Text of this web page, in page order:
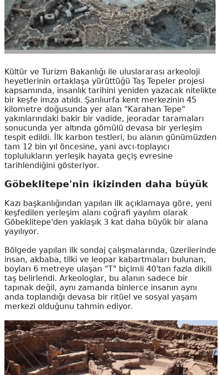
Kültür ve Turizm Bakanlığı ile uluslararası arkeoloji
heyetlerinin ortaklaşa yürüttüğü Taş Tepeler projesi
kapsamında, insanlık tarihini yeniden yazacak nitelikte
bir keşfe imza atıldı. Şanlıurfa kent merkezinin 45
kilometre doğusunda yer alan "Karahan Tepe"
yakınlarındaki bakir bir vadide, jeoradar taramaları
sonucunda yer altında gömülü devasa bir yerleşim
tespit edildi. İlk karbon testleri, bu alanın günümüzden
tam 12 bin yıl öncesine, yani avcı-toplayıcı
toplulukların yerleşik hayata geçiş evresine
tarihlendiğini gösteriyor.
Göbeklitepe'nin ikizinden daha büyük
Kazı başkanlığından yapılan ilk açıklamaya göre, yeni
keşfedilen yerleşim alanı coğrafi yayılım olarak
Göbeklitepe'den yaklaşık 3 kat daha büyük bir alana
yayılıyor.
Bölgede yapılan ilk sondaj çalışmalarında, üzerilerinde
insan, akbaba, tilki ve leopar kabartmaları bulunan,
boyları 6 metreye ulaşan "T" biçimli 40'tan fazla dikili
taş belirlendi. Arkeologlar, bu alanın sadece bir
tapınak değil, aynı zamanda binlerce insanın aynı
anda toplandığı devasa bir ritüel ve sosyal yaşam
merkezi olduğunu tahmin ediyor.